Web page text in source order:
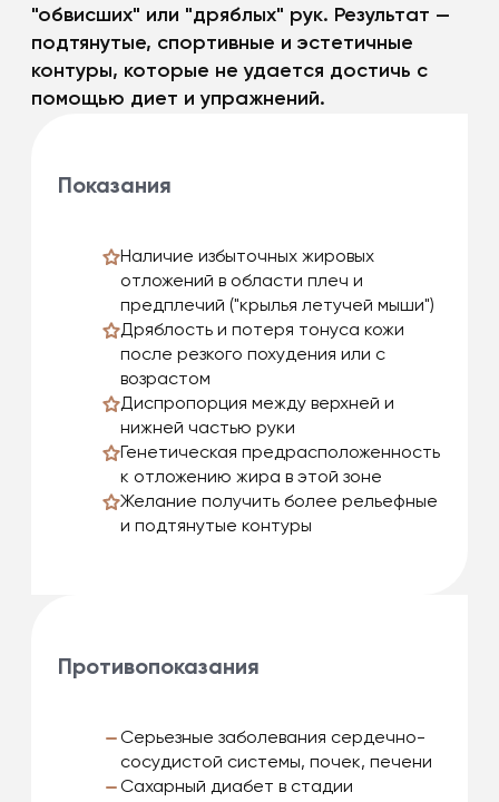
"обвисших" или "дряблых" рук. Результат —
подтянутые, спортивные и эстетичные
контуры, которые не удается достичь с
помощью диет и упражнений.
Показания
Наличие избыточных жировых
отложений в области плеч и
предплечий ("крылья летучей мыши")
Дряблость и потеря тонуса кожи
после резкого похудения или с
возрастом
Диспропорция между верхней и
нижней частью руки
Генетическая предрасположенность
к отложению жира в этой зоне
Желание получить более рельефные
и подтянутые контуры
Противопоказания
Серьезные заболевания сердечно-
сосудистой системы, почек, печени
Сахарный диабет в стадии